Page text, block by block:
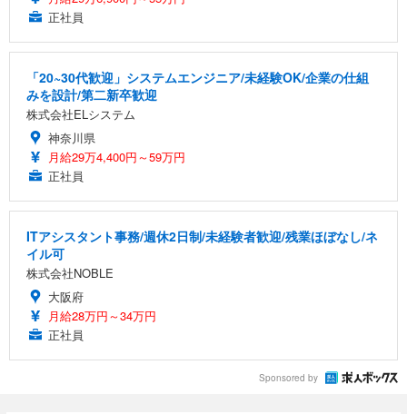
正社員
「20~30代歓迎」システムエンジニア/未経験OK/企業の仕組
みを設計/第二新卒歓迎
株式会社ELシステム
神奈川県
月給29万4,400円～59万円
正社員
ITアシスタント事務/週休2日制/未経験者歓迎/残業ほぼなし/ネ
イル可
株式会社NOBLE
大阪府
月給28万円～34万円
正社員
Sponsored by